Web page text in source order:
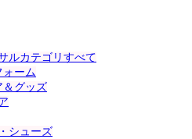
ルカテゴリすべて
ォーム
＆グッズ
シューズ